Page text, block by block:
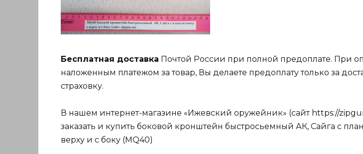
Бесплатная доставка Почтой России при полной предоплате. При
наложенным платежом за товар, Вы делаете предоплату только за
страховку.
В нашем интернет-магазине «Ижевский оружейник» (сайт https://
заказать и купить боковой кронштейн быстросьемный АК, Сайга с
верху и с боку (МQ40)